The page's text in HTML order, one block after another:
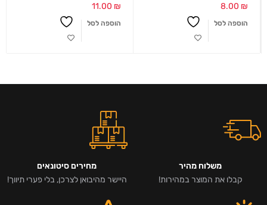
8.00 ₪
הוספה לסל
11.00 ₪
הוספה לסל
משלוח מהיר
קבלו את המוצר במהירות!
מחירים סיטונאים
היישר מהיבואן לצרכן, בלי פערי תיווך!